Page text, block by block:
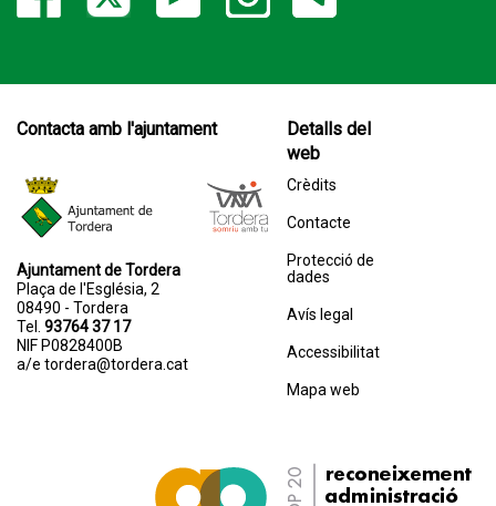
Contacta amb l'ajuntament
Ajuntament de Tordera
Plaça de l'Església, 2
08490 - Tordera
Tel. 93764 37 17
NIF P0828400B
a/e tordera@tordera.cat
Detalls del
web
Crèdits
Contacte
Protecció de
dades
Avís legal
Accessibilitat
Mapa web